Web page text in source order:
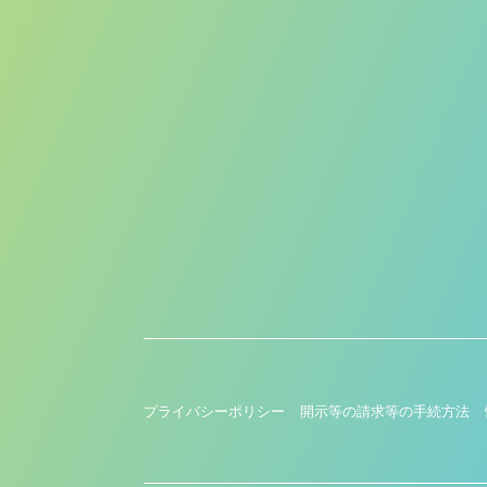
プライバシーポリシー 開示等の請求等の手続方法